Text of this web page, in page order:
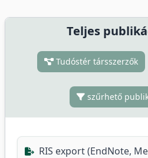
Teljes
Tudóstér társszerzők
szűrhető
RIS export (EndNote,